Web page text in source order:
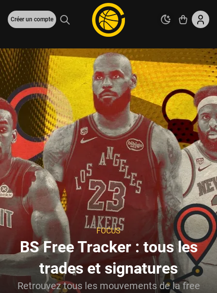
Créer un compte
FOCUS
BS Free Tracker : tous les
trades et signatures
Retrouvez tous les mouvements de la free